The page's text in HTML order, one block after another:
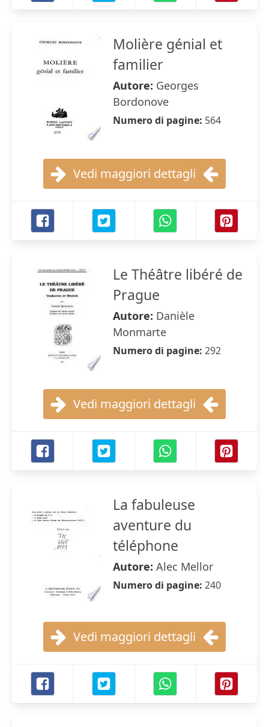
Molière génial et
familier
Autore: Georges
Bordonove
Numero di pagine: 564
Vedi maggiori dettagli
Le Théâtre libéré de
Prague
Autore: Danièle
Monmarte
Numero di pagine: 292
Vedi maggiori dettagli
La fabuleuse
aventure du
téléphone
Autore: Alec Mellor
Numero di pagine: 240
Vedi maggiori dettagli